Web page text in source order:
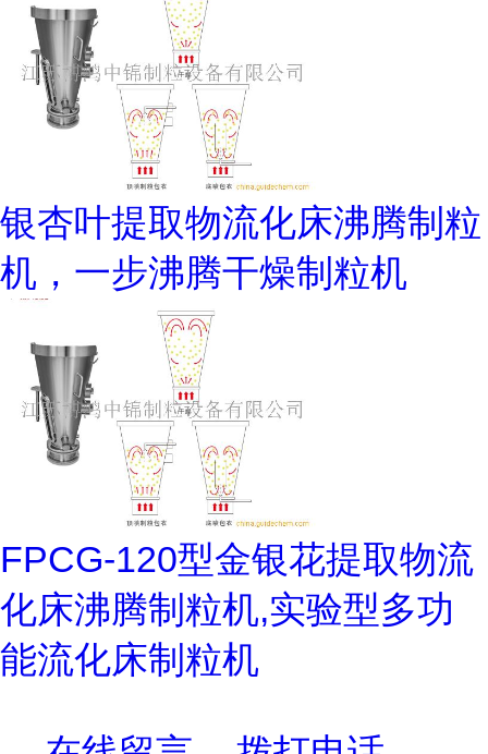
银杏叶提取物流化床沸腾制粒
机，一步沸腾干燥制粒机
FPCG-120型金银花提取物流
化床沸腾制粒机,实验型多功
能流化床制粒机